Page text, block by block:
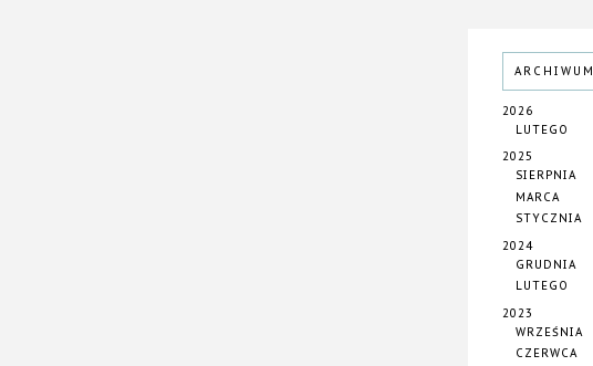
ARCHIWUM
2026
LUTEGO
2025
SIERPNIA
MARCA
STYCZNIA
2024
GRUDNIA
LUTEGO
2023
WRZEŚNIA
CZERWCA